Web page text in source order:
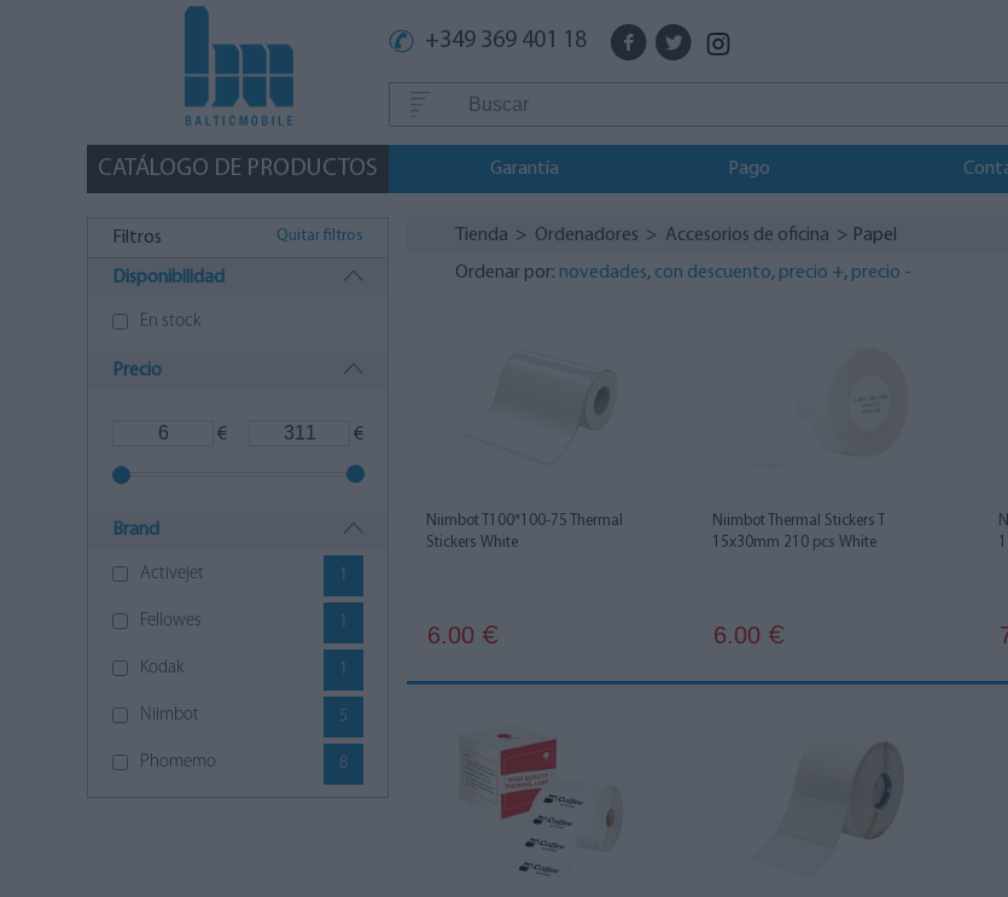
+349 369 401 18
CATÁLOGO DE PRODUCTOS Garantía Pago
Filtros Quitar filtros
Disponibilidad
En stock
Precio
€ €
Brand
Activejet 1
Fellowes 1
Kodak 1
Niimbot 5
Phomemo 8
Tienda > Ordenadores > Accesorios de oficina > Papel
Ordenar por: novedades, con descuento, precio +, precio -
Niimbot T100*100-75 Thermal
Stickers White
6.00 €
Niimbot Thermal Stickers T
15x30mm 210 pcs White
6.00 €